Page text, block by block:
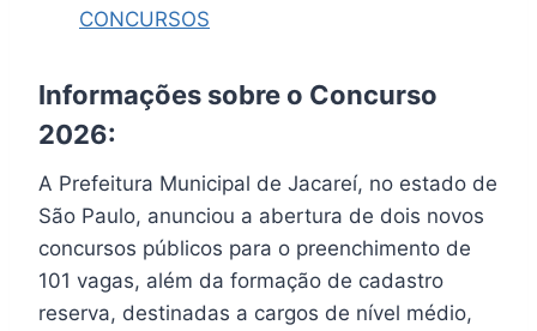
CONCURSOS
Informações sobre o Concurso
2026:
A Prefeitura Municipal de Jacareí, no estado de
São Paulo, anunciou a abertura de dois novos
concursos públicos para o preenchimento de
101 vagas, além da formação de cadastro
reserva, destinadas a cargos de nível médio,